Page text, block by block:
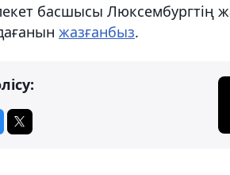
басшысы Люксембургтің
жазғанбыз.